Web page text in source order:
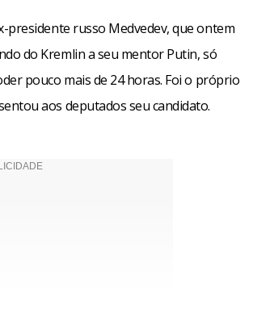
presidente russo Medvedev, que ontem
do Kremlin a seu mentor Putin, só
pouco mais de 24 horas. Foi o próprio
aos deputados seu candidato.